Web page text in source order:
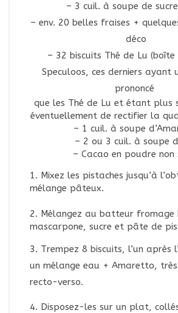
– 3 cuil. à soupe de
– env. 20 belles fraises +
déco
– 32 biscuits Thé de Lu (boîte
Speculoos, ces derniers ayant
prononcé
que les Thé de Lu et étant plus
éventuellement de rectifier la
– 1 cuil. à soupe
– 2 ou 3 cuil. à soupe
– Cacao en poudre non
1. Mixez les pistaches jusqu’à
mélange pâteux.
2. Mélangez au batteur fromage
mascarpone, sucre et pâte de
3. Trempez 8 biscuits, l’un après
un mélange eau + Amaretto,
recto-verso.
4. Disposez-les sur un plat,